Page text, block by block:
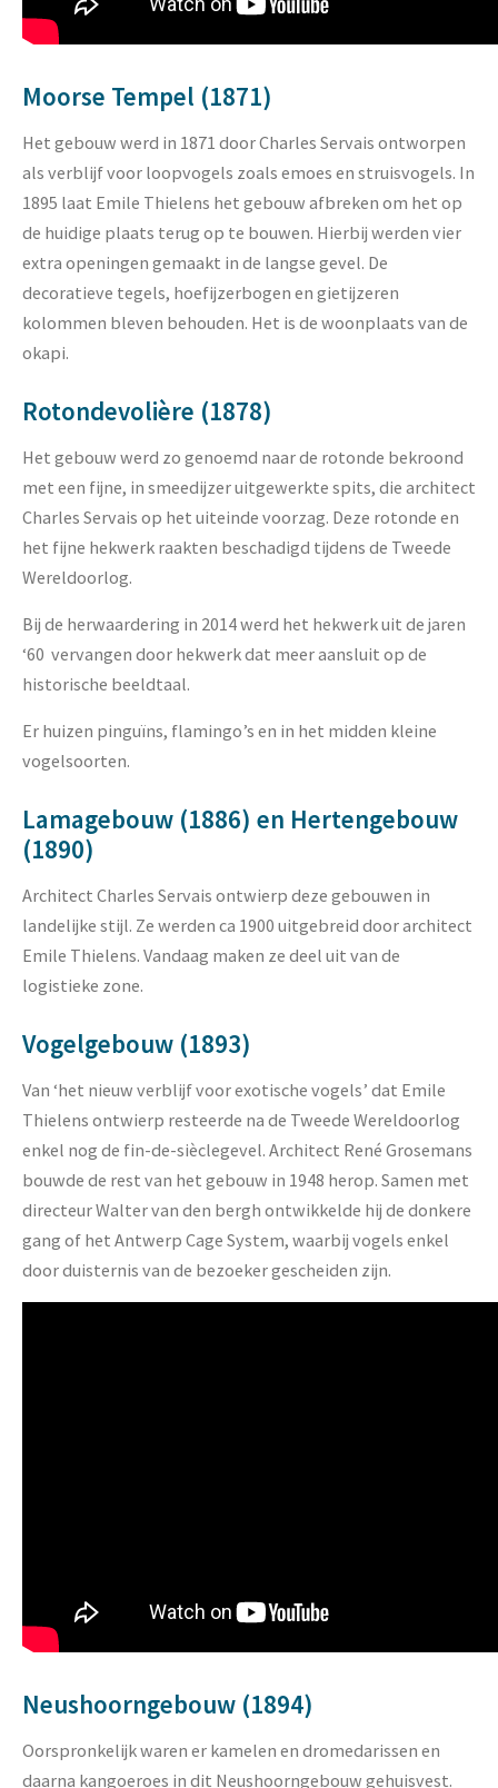
Moorse Tempel (1871)
Het gebouw werd in 1871 door Charles Servais ontworpen
als verblijf voor loopvogels zoals emoes en struisvogels. In
1895 laat Emile Thielens het gebouw afbreken om het op
de huidige plaats terug op te bouwen. Hierbij werden vier
extra openingen gemaakt in de langse gevel. De
decoratieve tegels, hoefijzerbogen en gietijzeren
kolommen bleven behouden. Het is de woonplaats van de
okapi.
Rotondevolière (1878)
Het gebouw werd zo genoemd naar de rotonde bekroond
met een fijne, in smeedijzer uitgewerkte spits, die architect
Charles Servais op het uiteinde voorzag. Deze rotonde en
het fijne hekwerk raakten beschadigd tijdens de Tweede
Wereldoorlog.
Bij de herwaardering in 2014 werd het hekwerk uit de jaren
‘60 vervangen door hekwerk dat meer aansluit op de
historische beeldtaal.
Er huizen pinguïns, flamingo’s en in het midden kleine
vogelsoorten.
Lamagebouw (1886) en Hertengebouw
(1890)
Architect Charles Servais ontwierp deze gebouwen in
landelijke stijl. Ze werden ca 1900 uitgebreid door architect
Emile Thielens. Vandaag maken ze deel uit van de
logistieke zone.
Vogelgebouw (1893)
Van ‘het nieuw verblijf voor exotische vogels’ dat Emile
Thielens ontwierp resteerde na de Tweede Wereldoorlog
enkel nog de fin-de-sièclegevel. Architect René Grosemans
bouwde de rest van het gebouw in 1948 herop. Samen met
directeur Walter van den bergh ontwikkelde hij de donkere
gang of het Antwerp Cage System, waarbij vogels enkel
door duisternis van de bezoeker gescheiden zijn.
Neushoorngebouw (1894)
Oorspronkelijk waren er kamelen en dromedarissen en
daarna kangoeroes in dit Neushoorngebouw gehuisvest.